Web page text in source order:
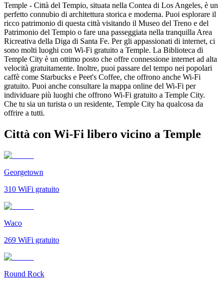
Temple - Città del Tempio, situata nella Contea di Los Angeles, è un
perfetto connubio di architettura storica e moderna. Puoi esplorare il
ricco patrimonio di questa città visitando il Museo del Treno e del
Patrimonio del Tempio o fare una passeggiata nella tranquilla Area
Ricreativa della Diga di Santa Fe. Per gli appassionati di internet, ci
sono molti luoghi con Wi-Fi gratuito a Temple. La Biblioteca di
Temple City è un ottimo posto che offre connessione internet ad alta
velocità gratuitamente. Inoltre, puoi passare del tempo nei popolari
caffè come Starbucks e Peet's Coffee, che offrono anche Wi-Fi
gratuito. Puoi anche consultare la mappa online del Wi-Fi per
individuare più luoghi che offrono Wi-Fi gratuito a Temple City.
Che tu sia un turista o un residente, Temple City ha qualcosa da
offrire a tutti.
Città con Wi-Fi libero vicino a Temple
Georgetown
310 WiFi gratuito
Waco
269 WiFi gratuito
Round Rock